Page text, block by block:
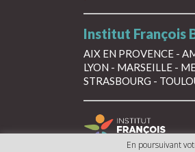
Institut François
AIX EN PROVENCE -
LYON - MARSEILLE -
STRASBOURG -
En poursuivant